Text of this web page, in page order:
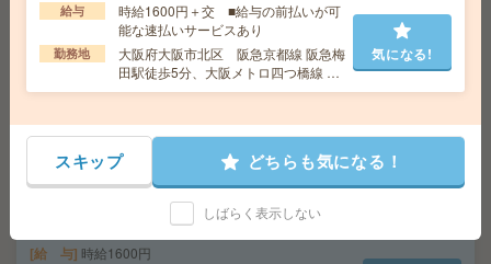
時給1650円＊＼英語使ってお仕事／ホテルの受付！時
間・日数の相談もOK[派遣]
時給1650円 月収例 211,200円
勤務地 梅田(地下鉄)駅徒歩8分、大阪駅徒歩8分
＼40代～50代活躍中／入力できればOK！高時給1600
給 与 時給1600円
給与
時給1600円＋交 ■給与の前払いが可
能な速払いサービスあり
勤務地
大阪府大阪市北区 阪急京都線 阪急梅
田駅徒歩5分、大阪メトロ四つ橋線 西
梅田駅徒歩10分
気になる!
スキップ どちらも気になる！
しばらく表示しない